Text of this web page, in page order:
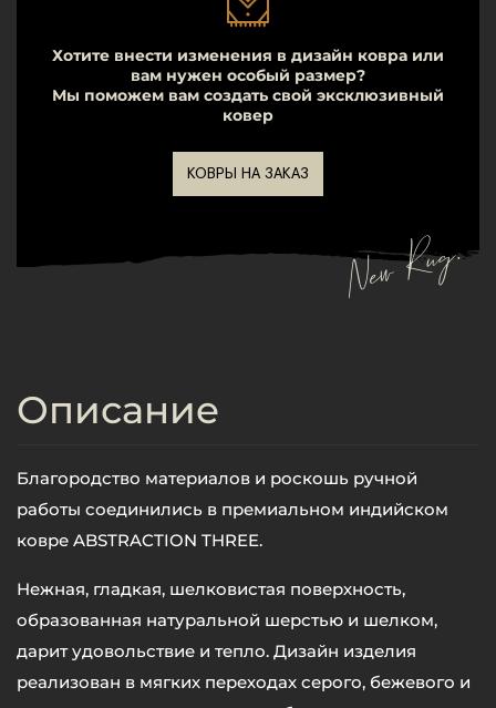
Хотите внести изменения в дизайн ковра или
вам нужен особый размер?
Мы поможем вам создать свой эксклюзивный
ковер
КОВРЫ НА ЗАКАЗ
New Rug.
Описание
Благородство материалов и роскошь ручной
работы соединились в премиальном индийском
ковре ABSTRACTION THREE.
Нежная, гладкая, шелковистая поверхность,
образованная натуральной шерстью и шелком,
дарит удовольствие и тепло. Дизайн изделия
реализован в мягких переходах серого, бежевого и